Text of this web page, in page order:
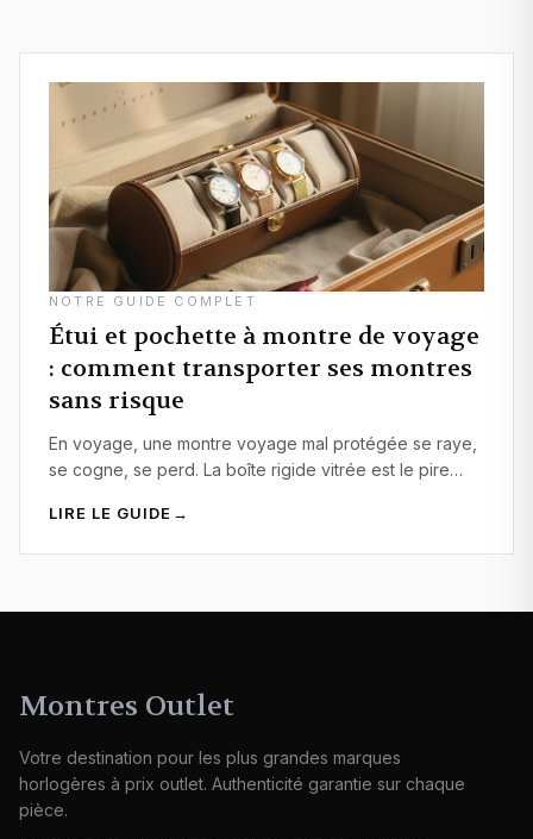
NOTRE GUIDE COMPLET
Étui et pochette à montre de voyage
: comment transporter ses montres
sans risque
En voyage, une montre voyage mal protégée se raye,
se cogne, se perd. La boîte rigide vitrée est le pire
rouleau et étui, selon le nombre de montres et le type
LIRE LE GUIDE →
Montres Outlet
Votre destination pour les plus grandes marques
horlogères à prix outlet. Authenticité garantie sur chaque
pièce.